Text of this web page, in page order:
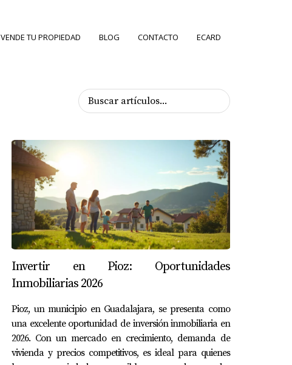
VENDE TU PROPIEDAD BLOG CONTACTO ECARD
Invertir en Pioz: Oportunidades
Inmobiliarias 2026
Pioz, un municipio en Guadalajara, se presenta como
una excelente oportunidad de inversión inmobiliaria en
2026. Con un mercado en crecimiento, demanda de
vivienda y precios competitivos, es ideal para quienes